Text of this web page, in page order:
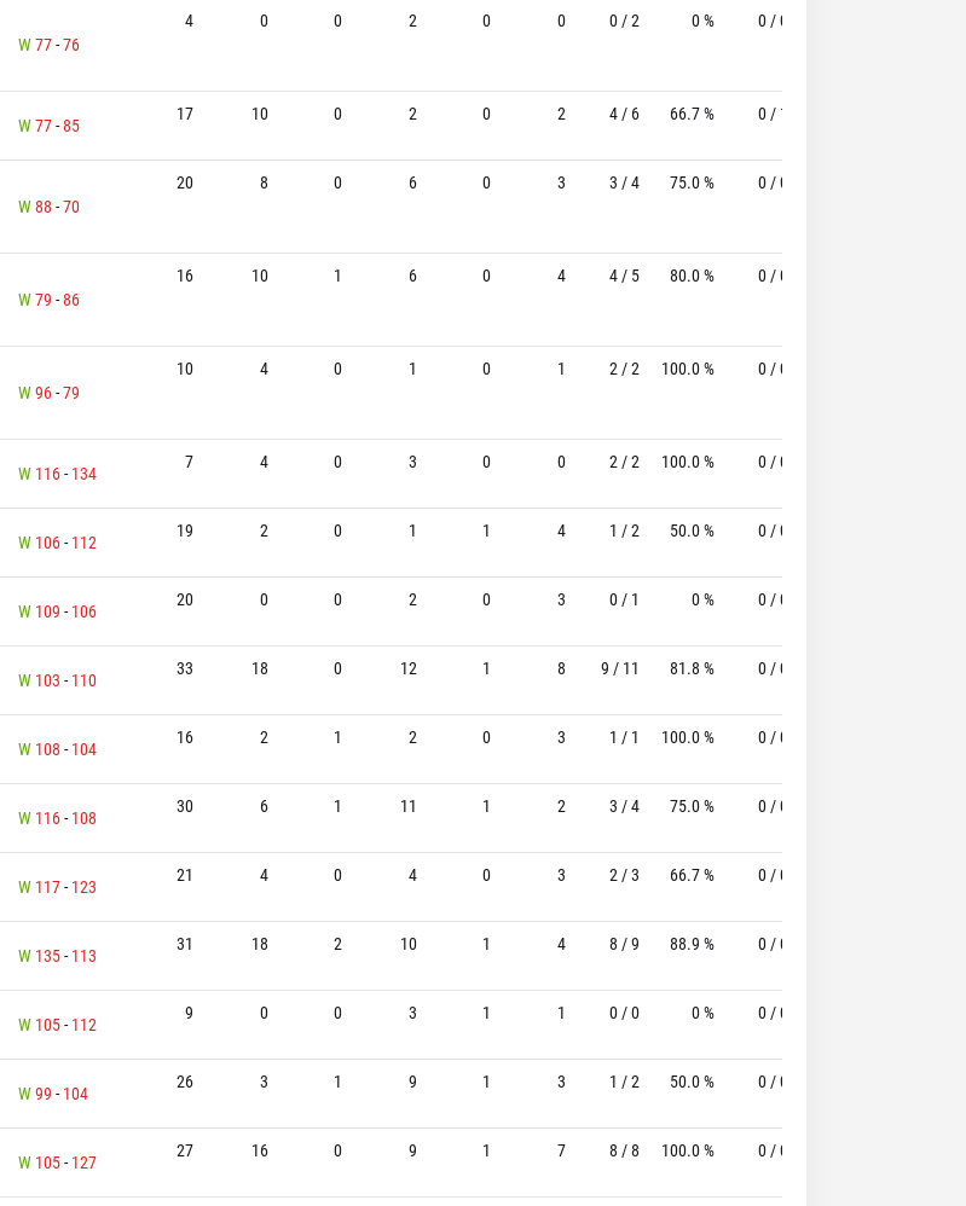
W77-76
4 0 0 2 0 0 0 / 2 0 % 0 / 0
W77-85
17 10 0 2 0 2 4 / 6 66.7 % 0 / 1
W88 -70
20 8 0 6 0 3 3 / 4 75.0 % 0 / 0
W79 -86
16 10 1 6 0 4 4 / 5 80.0 % 0 / 0
W96-79
10 4 0 1 0 1 2 / 2 100.0 % 0 / 0
W 116- 134
7 4 0 3 0 0 2 / 2 100.0 % 0 / 0
W 106- 112
19 2 0 1 1 4 1 / 2 50.0 % 0 / 0
W 109 - 106
20 0 0 2 0 3 0 / 1 0 % 0 / 0
W 103 - 110
33 18 0 12 1 8 9 / 11 81.8 % 0 / 0
W 108 - 104
16 2 1 2 0 3 1 / 1 100.0 % 0 / 0
W 116- 108
30 6 1 11 1 2 3 / 4 75.0 % 0 / 0
W 117- 123
21 4 0 4 0 3 2 / 3 66.7 % 0 / 0
W 135- 113
31 18 2 10 1 4 8 / 9 88.9 % 0 / 0
W 105- 112
9 0 0 3 1 1 0 / 0 0 % 0 / 0
W99 - 104
26 3 1 9 1 3 1 / 2 50.0 % 0 / 0
W 105- 127
27 16 0 9 1 7 8 / 8 100.0 % 0 / 0